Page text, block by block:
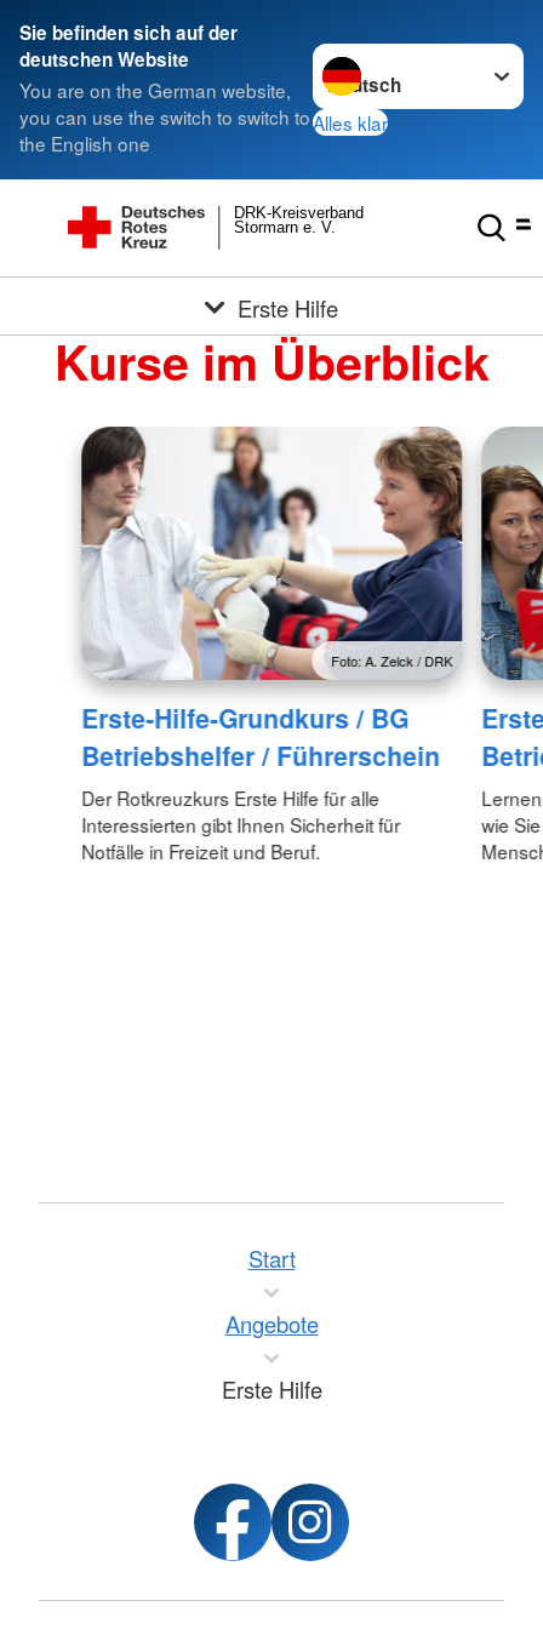
Sie befinden sich auf der
deutschen Website
You are on the German website,
you can use the switch to switch to
the English one
Sprache wechseln zu
Alles klar
Stormarn e. V.
DRK-Kreisverband
Erste Hilfe
Kurse im Überblick
Foto: A. Zelck / DRK
Erste-Hilfe-Grundkurs / BG
Betriebshelfer / Führerschein
Der Rotkreuzkurs Erste Hilfe für alle
Interessierten gibt Ihnen Sicherheit für
Notfälle in Freizeit und Beruf.
wie
Start
Angebote
Erste Hilfe